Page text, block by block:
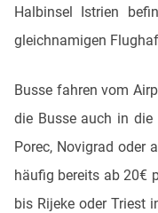
Halbinsel Istrien
gleichnamigen
Busse fahren vom
die Busse auch in die
Porec, Novigrad oder
häufig bereits ab 20€
bis Rijeke oder Triest